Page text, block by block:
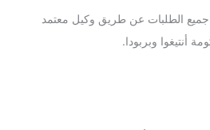
الطلبات عن طريق وكيل معتمد
أنتيغوا وبربودا.